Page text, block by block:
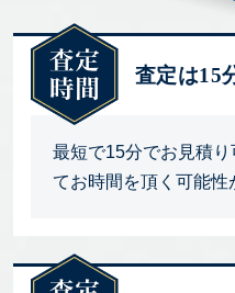
査定は15
最短で15分でお見積
てお時間を頂く可能性